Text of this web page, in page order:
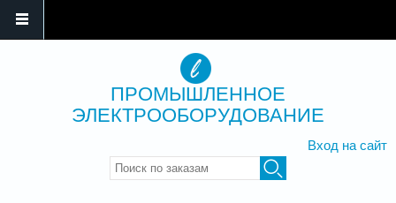
ПРОМЫШЛЕННОЕ
ЭЛЕКТРООБОРУДОВАНИЕ
Вход на сайт
Введите ключевые слова для